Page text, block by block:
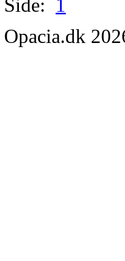
Side: 1
Opacia.dk